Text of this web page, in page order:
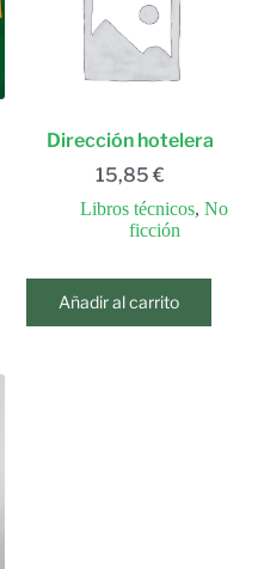
Dirección hotelera
15,85 €
Libros técnicos, No
ficción
Añadir al carrito